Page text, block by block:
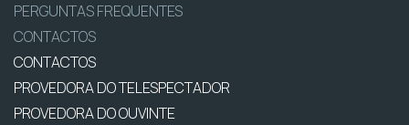
PERGUNTAS FREQUENTES
CONTACTOS
CONTACTOS
PROVEDORA DO TELESPECTADOR
PROVEDORA DO OUVINTE